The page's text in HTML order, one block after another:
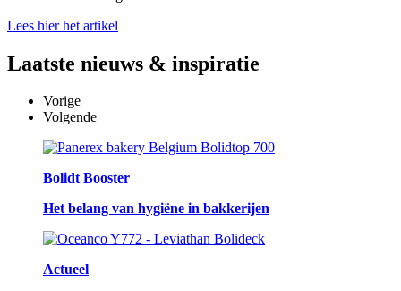
Lees hier het artikel
Laatste nieuws & inspiratie
Vorige
Volgende
Bolidt Booster
Het belang van hygiëne in bakkerijen
Actueel